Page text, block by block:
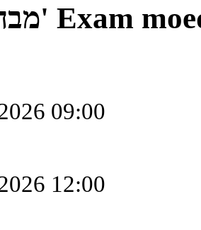
מבחן מועד א' Exam
09:00
12:00